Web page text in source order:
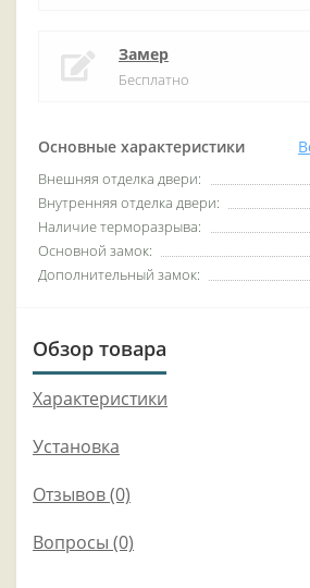
Основные характеристики
Внешняя отделка двери:
Внутренняя отделка двери:
Наличие терморазрыва:
Основной замок:
Дополнительный замок:
Замер
Бесплатно
Обзор товара
Характеристики
Установка
Отзывов (0)
Вопросы (0)